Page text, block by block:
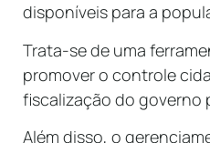
disponíveis para a
Trata-se de uma
promover o controle
fiscalização do governo
Além disso, o